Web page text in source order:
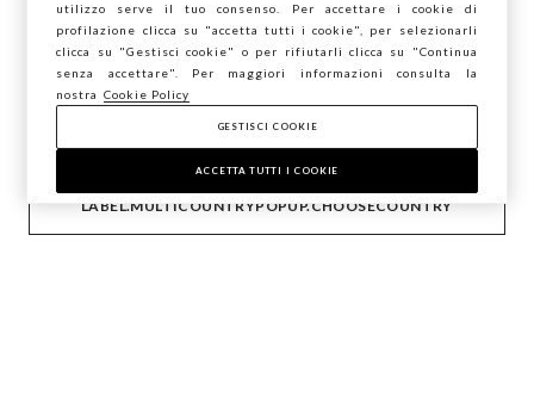
Seguici su
Stai navigando su STEFANEL Italia, vuoi
salvare la tua posizione?
CONFERMA
LABEL.MULTICOUNTRYPOPUP.CHOOSECOUNTRY
utilizzo serve il tuo consenso. Per accettare i cookie di
profilazione clicca su "accetta tutti i cookie", per selezionarli
clicca su "Gestisci cookie" o per rifiutarli clicca su "Continua
senza accettare". Per maggiori informazioni consulta la
nostra
Cookie Policy
GESTISCI COOKIE
ACCETTA TUTTI I COOKIE